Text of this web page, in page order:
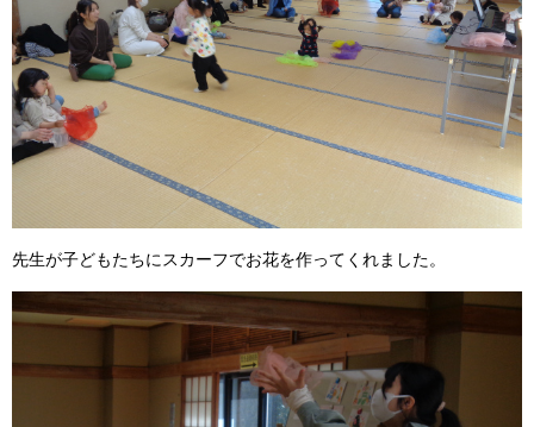
先生が子どもたちにスカーフでお花を作ってくれました。